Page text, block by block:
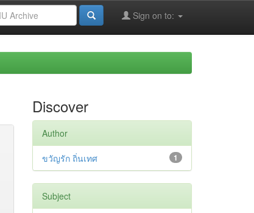
Sign on to:
Discover
Author
1
ขวัญรัก ถิ่นเทศ
Subject